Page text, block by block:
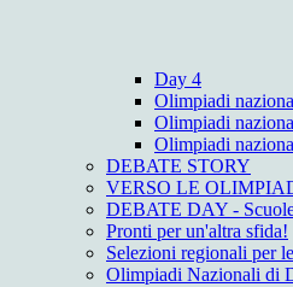
Day 4
Olimpiadi
Olimpiadi
Olimpiadi
DEBATE STORY
VERSO LE
DEBATE DAY -
Pronti per un'altra sfida!
Selezioni regionali per
Olimpiadi Nazionali di